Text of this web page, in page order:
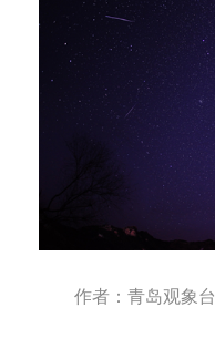
作者： 青岛观象台